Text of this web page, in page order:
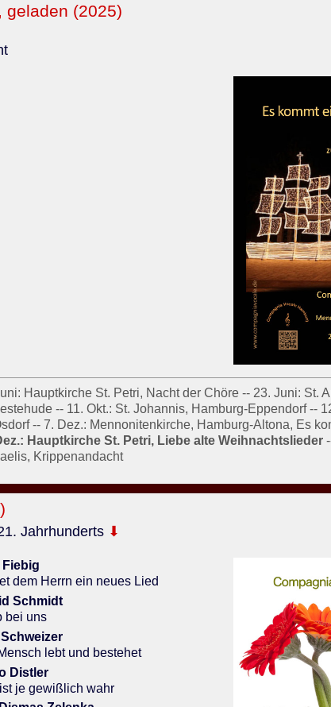
geladen (2025)
Hauptkirche St. Petri, Nacht der Chöre -- 23. Juni: St.
-- 11. Okt.: St. Johannis, Hamburg-Eppendorf --
-- 7. Dez.: Mennonitenkirche, Hamburg-Altona, Es
Hauptkirche St. Petri, Liebe alte Weihnachtslieder
Krippenandacht
Jahrhunderts ⬇
Fiebig
dem Herrn ein neues Lied
Schmidt
bei uns
lebt und bestehet
Distler
je gewißlich wahr